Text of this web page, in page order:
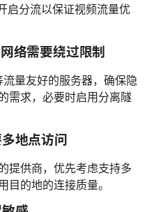
启分流以保证视频流量优
络需要绕过限制
量友好的服务器，确保隐
需求，必要时启用分离隧
地点访问
提供商，优先考虑支持多
目的地的连接质量。